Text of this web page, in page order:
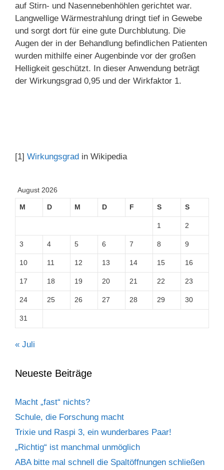
auf Stirn- und Nasennebenhöhlen gerichtet war.
Langwellige Wärmestrahlung dringt tief in Gewebe
und sorgt dort für eine gute Durchblutung. Die
Augen der in der Behandlung befindlichen Patienten
wurden mithilfe einer Augenbinde vor der großen
Helligkeit geschützt. In dieser Anwendung beträgt
der Wirkungsgrad 0,95 und der Wirkfaktor 1.
[1] Wirkungsgrad in Wikipedia
August 2026
M D M D F S S
1 2
3 4 5 6 7 8 9
10 11 12 13 14 15 16
17 18 19 20 21 22 23
24 25 26 27 28 29 30
31
« Juli
Neueste Beiträge
Macht „fast“ nichts?
Schule, die Forschung macht
Trixie und Raspi 3, ein wunderbares Paar!
„Richtig“ ist manchmal unmöglich
ABA bitte mal schnell die Spaltöffnungen schließen